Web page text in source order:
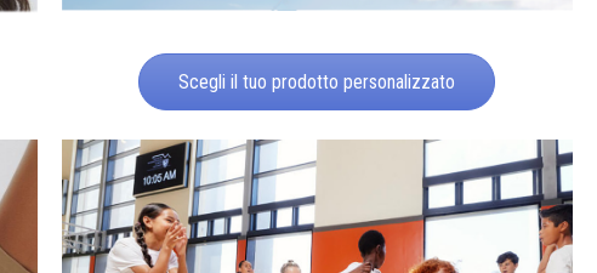
Scegli il tuo prodotto personalizzato